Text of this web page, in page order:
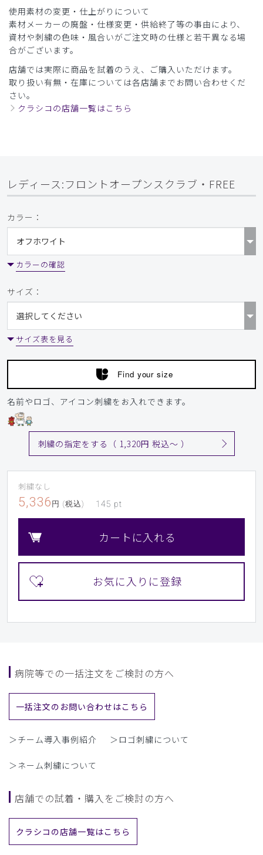
使用素材の変更・仕上がりについて
素材メーカーの廃盤・仕様変更・供給終了等の事由により、
資材や刺繍の色味・風合いがご注文時の仕様と若干異なる場
合がございます。
店舗では実際に商品を試着のうえ、ご購入いただけます。
取り扱い有無・在庫については各店舗までお問い合わせくだ
さい。
クラシコの店舗一覧はこちら
レディース:フロントオープンスクラブ・FREE
カラー：
カラーの確認
サイズ：
サイズ表を見る
Find your size
名前やロゴ、アイコン刺繍をお入れできます。
刺繍の指定をする（ 1,320円 税込〜 ）
刺繍なし
5,336 円 (税込) 145 pt
カートに入れる
病院等での一括注文をご検討の方へ
一括注文のお問い合わせはこちら
＞チーム導入事例紹介 ＞ロゴ刺繍について
＞ネーム刺繍について
店舗での試着・購入をご検討の方へ
クラシコの店舗一覧はこちら